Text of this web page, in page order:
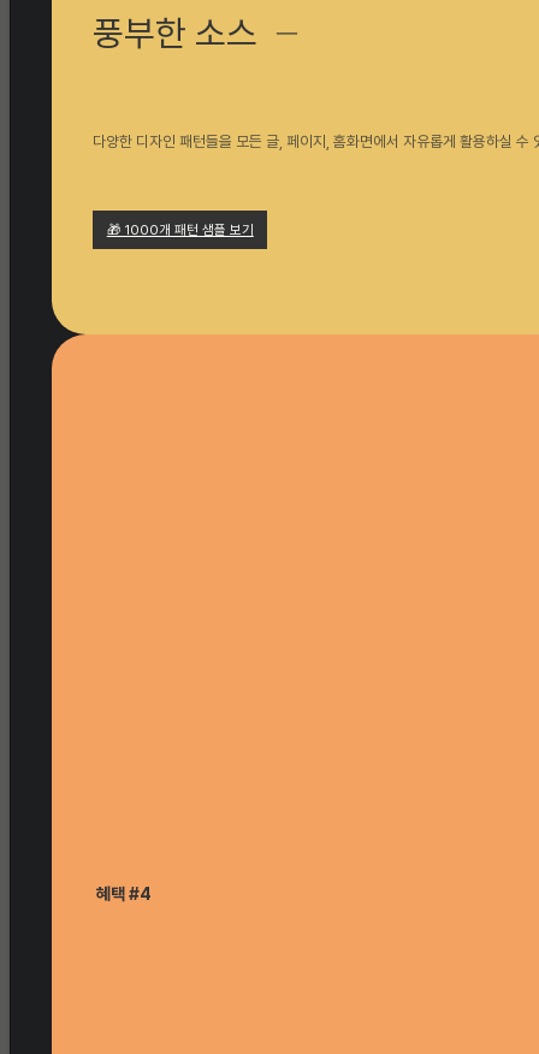
풍부한 소스 ─
다양한 디자인 패턴들을 모든 글, 페이지, 홈화면에서 자유롭게 활용하실 수
🎁 1000개 패턴 샘플 보기
혜택 #4